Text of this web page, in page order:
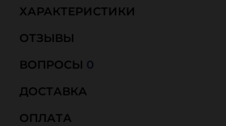
ХАРАКТЕРИСТИКИ
ОТЗЫВЫ
ВОПРОСЫ 0
ДОСТАВКА
ОПЛАТА